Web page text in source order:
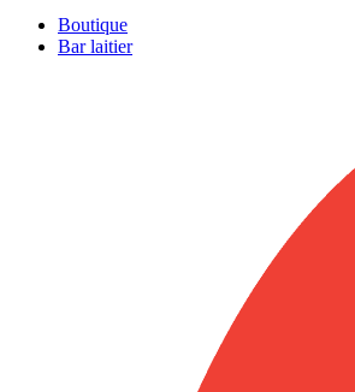
Boutique
Bar laitier